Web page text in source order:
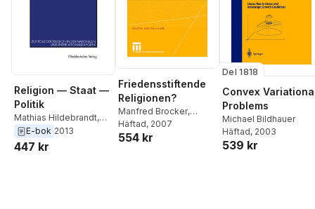
Religion — Staat —
Politik
Mathias Hildebrandt,
Hartmut Behr,Manfred
Brocker
E-bok 2013
447 kr
Friedensstiftende
Religionen?
Manfred Brocker,
Mathias Hildebrandt
Häftad, 2007
554 kr
Del 1818
Convex
Problems
Michael Bildhauer
Häftad, 2003
539 kr